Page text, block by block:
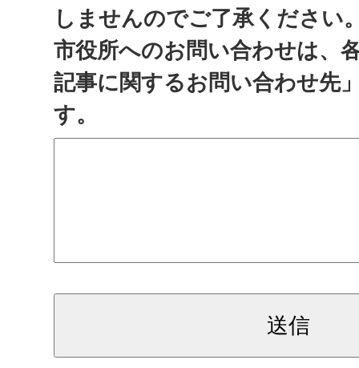
しませんのでご了承ください
市役所へのお問い合わせは、
記事に関するお問い合わせ先
す。